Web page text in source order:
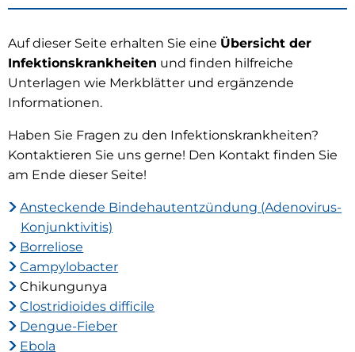
Auf dieser Seite erhalten Sie eine Übersicht der
Infektionskrankheiten und finden hilfreiche
Unterlagen wie Merkblätter und ergänzende
Informationen.
Haben Sie Fragen zu den Infektionskrankheiten?
Kontaktieren Sie uns gerne! Den Kontakt finden Sie
am Ende dieser Seite!
Ansteckende Bindehautentzündung (Adenovirus-
Konjunktivitis)
Borreliose
Campylobacter
Chikungunya
Clostridioides difficile
Dengue-Fieber
Ebola